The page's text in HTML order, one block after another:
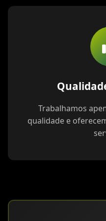
Trabalhamos
qualidade e